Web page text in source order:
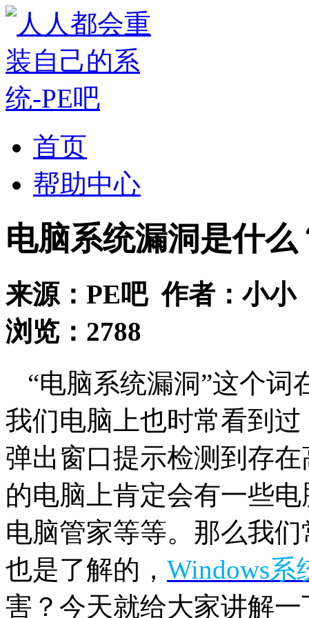
首页
帮助中心
电脑系统漏洞是什
来源： PE吧作者：小小
浏览： 2788
“电脑系统漏洞”这个
我们电脑上也时常看到
弹出窗口提示检测到存
的电脑上肯定会有一些
电脑管家等等。那么我
也是了解的， Windows系
害？今天就给大家讲解